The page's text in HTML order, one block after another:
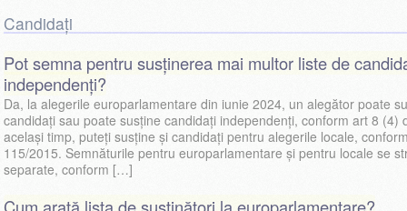
Candidați
Pot semna pentru susținerea mai multor liste de
independenți?
Da, la alegerile europarlamentare din iunie 2024, un alegător poate
candidați sau poate susține candidați independenți, conform art 8 (4)
același timp, puteți susține și candidați pentru alegerile locale,
115/2015. Semnăturile pentru europarlamentare și pentru locale se
separate, conform […]